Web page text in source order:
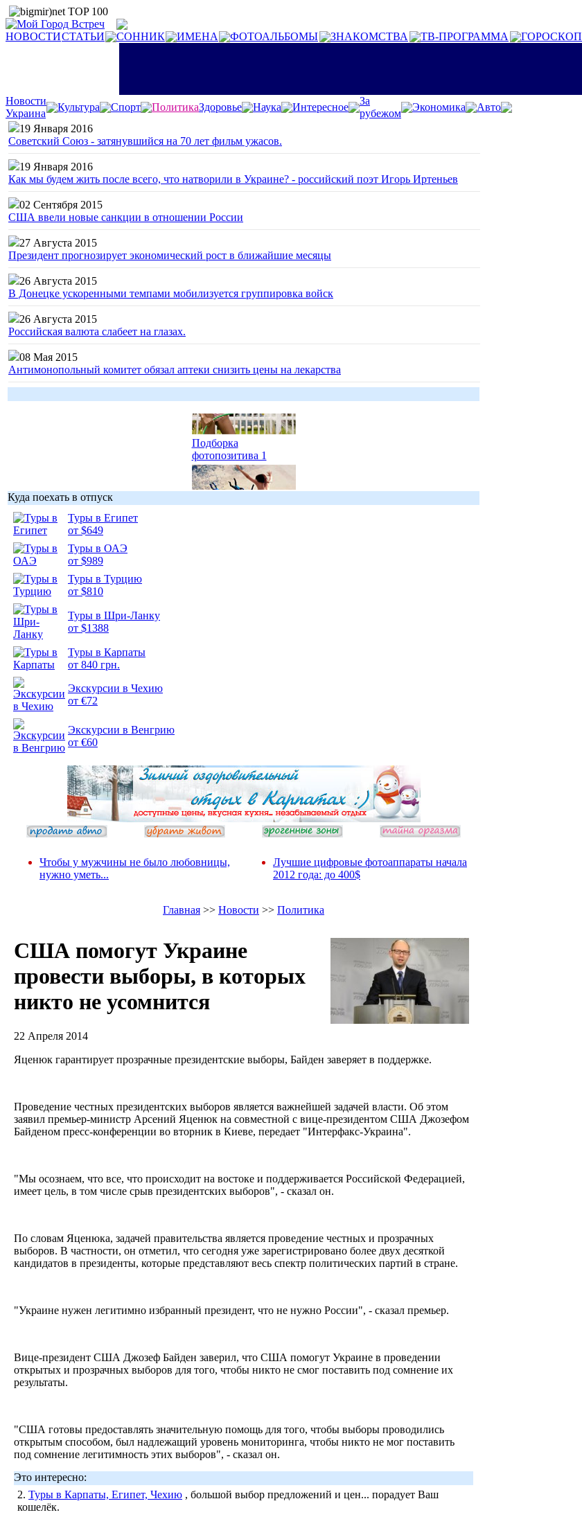
НОВОСТИСТАТЬИ СОННИК ИМЕНА ФОТОАЛЬБОМЫ ЗНАКОМСТВА ТВ-ПРОГРАММА ГОРОСКОП
Новости
Украина
Культура Спорт ПолитикаЗдоровье Наука Интересное
За
рубежом
Экономика
Авто
19 Января 2016
Советский Союз - затянувшийся на 70 лет фильм ужасов.
19 Января 2016
Как мы будем жить после всего, что натворили в Украине? - российский поэт Игорь Иртеньев
02 Сентября 2015
США ввели новые санкции в отношении России
27 Августа 2015
Президент прогнозирует экономический рост в ближайшие месяцы
26 Августа 2015
В Донецке ускоренными темпами мобилизуется группировка войск
26 Августа 2015
Российская валюта слабеет на глазах.
08 Мая 2015
Антимонопольный комитет обязал аптеки снизить цены на лекарства
Подборка
фотопозитива 1
Куда поехать в отпуск
Туры в Египет
от $649
Туры в ОАЭ
от $989
Туры в Турцию
от $810
Туры в Шри-Ланку
от $1388
Туры в Карпаты
от 840 грн.
Экскурсии в Чехию
от €72
Экскурсии в Венгрию
от €60
Чтобы у мужчины не было любовницы,
нужно уметь...
Лучшие цифровые фотоаппараты начала
2012 года: до 400$
Главная >> Новости >> Политика
США помогут Украине
провести выборы, в которых
никто не усомнится
22 Апреля 2014
Яценюк гарантирует прозрачные президентские выборы, Байден заверяет в поддержке.
Проведение честных президентских выборов является важнейшей задачей власти. Об этом
заявил премьер-министр Арсений Яценюк на совместной с вице-президентом США Джозефом
Байденом пресс-конференции во вторник в Киеве, передает "Интерфакс-Украина".
"Мы осознаем, что все, что происходит на востоке и поддерживается Российской Федерацией,
имеет цель, в том числе срыв президентских выборов", - сказал он.
По словам Яценюка, задачей правительства является проведение честных и прозрачных
выборов. В частности, он отметил, что сегодня уже зарегистрировано более двух десяткой
кандидатов в президенты, которые представляют весь спектр политических партий в стране.
"Украине нужен легитимно избранный президент, что не нужно России", - сказал премьер.
Вице-президент США Джозеф Байден заверил, что США помогут Украине в проведении
открытых и прозрачных выборов для того, чтобы никто не смог поставить под сомнение их
результаты.
"США готовы предоставлять значительную помощь для того, чтобы выборы проводились
открытым способом, был надлежащий уровень мониторинга, чтобы никто не мог поставить
под сомнение легитимность этих выборов", - сказал он.
Это интересно:
2. Туры в Карпаты, Египет, Чехию , большой выбор предложений и цен... порадует Ваш
кошелёк.